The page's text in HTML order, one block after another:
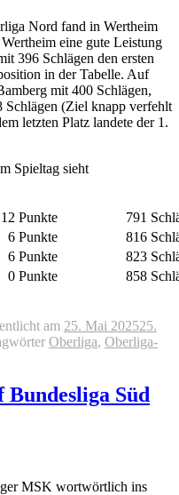
Nord fand in Wertheim
eine gute Leistung
396 Schlägen den ersten
in der Tabelle. Auf
mit 400 Schlägen,
(Ziel knapp verfehlt
letzten Platz landete der 1.
Spieltag sieht
12 Punkte 791
6 Punkte 816
6 Punkte 823
0 Punkte 858
am 25. Mai 202525.
Oberliga, Oberliga-
Süd
MSK wortwörtlich ins